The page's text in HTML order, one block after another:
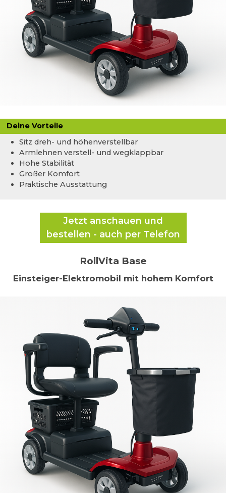
Deine Vorteile
Sitz dreh- und höhenverstellbar
Armlehnen verstell- und wegklappbar
Hohe Stabilität
Großer Komfort
Praktische Ausstattung
Jetzt anschauen und
bestellen - auch per Telefon
RollVita Base
Einsteiger-Elektromobil mit hohem Komfort